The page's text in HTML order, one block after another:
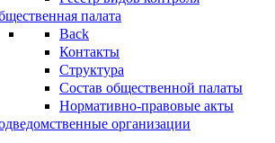
палата
Back
Контакты
Структура
Состав общественной палаты
Нормативно-правовые акты
организации